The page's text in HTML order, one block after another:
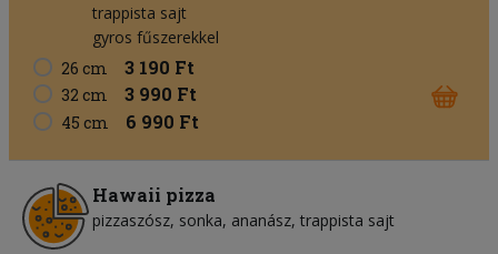
trappista sajt
gyros fűszerekkel
26 cm
3 190 Ft
32 cm 3 990 Ft
45 cm 6 990 Ft
Hawaii pizza
pizzaszósz sonka ananász trappista sajt